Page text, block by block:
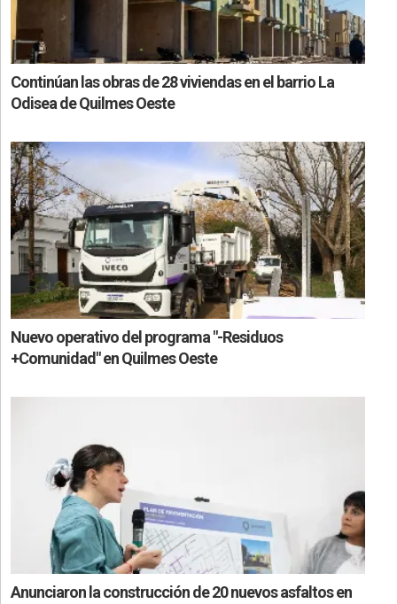
Continúan las obras de 28 viviendas en el barrio La
Odisea de Quilmes Oeste
Nuevo operativo del programa "-Residuos
+Comunidad" en Quilmes Oeste
Anunciaron la construcción de 20 nuevos asfaltos en